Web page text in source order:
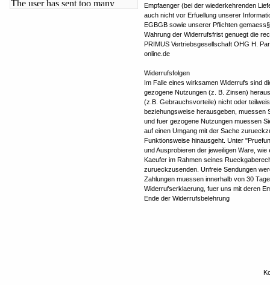
Empfaenger (bei der wiederkehrenden
auch nicht vor Erfuellung unserer
EGBGB sowie unserer Pflichten
Wahrung der Widerrufsfrist genuegt die
PRIMUS Vertriebsgesellschaft OHG H.
online.de
Widerrufsfolgen
Im Falle eines wirksamen Widerrufs sind
gezogene Nutzungen (z. B. Zinsen)
(z.B. Gebrauchsvorteile) nicht oder
beziehungsweise herausgeben, muessen
und fuer gezogene Nutzungen muessen
auf einen Umgang mit der Sache
Funktionsweise hinausgeht. Unter
und Ausprobieren der jeweiligen Ware,
Kaeufer im Rahmen seines
zurueckzusenden. Unfreie Sendungen
Zahlungen muessen innerhalb von 30
Widerrufserklaerung, fuer uns mit deren
Ende der Widerrufsbelehrung